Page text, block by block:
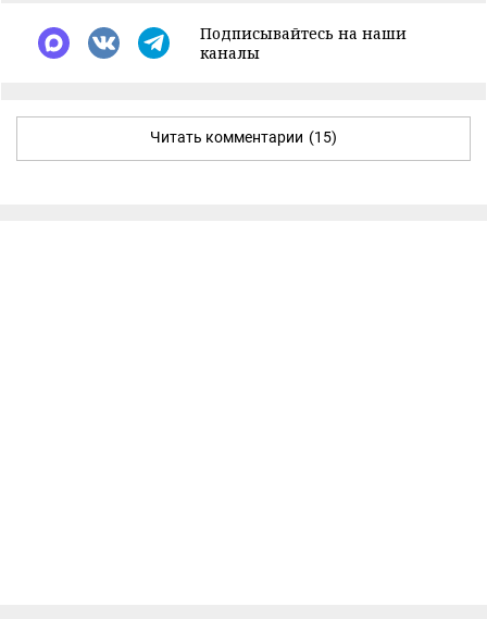
Подписывайтесь на наши
каналы
Читать комментарии (15)